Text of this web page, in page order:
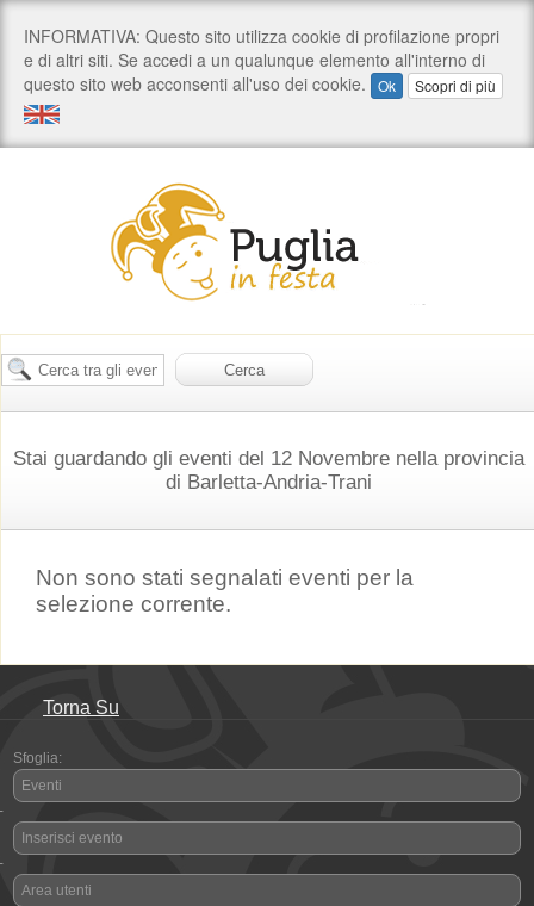
Stai guardando gli eventi del 12 Novembre nella provincia
di Barletta-Andria-Trani
Non sono stati segnalati eventi per la
selezione corrente.
Torna Su
Sfoglia:
Eventi
-
Inserisci evento
-
Area utenti